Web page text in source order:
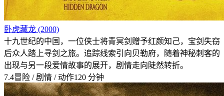
卧虎藏龙 (2000)
十九世纪的中国，一位侠士将青冥剑赠予红颜知己，宝剑失窃
后众人踏上寻剑之旅。追踪线索引向贝勒府，随着神秘刺客的
出现与另一段爱情故事的展开，剧情走向陡然转折。
7.4冒险 / 剧情 / 动作120 分钟